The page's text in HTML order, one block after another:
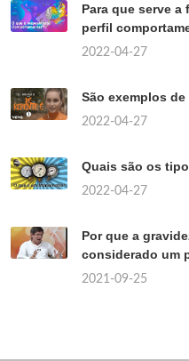
Para que serve a
perfil
2022-04-27
São exemplos
2022-04-27
Quais são os
2022-04-27
Por que a
considerado um
2021-09-25